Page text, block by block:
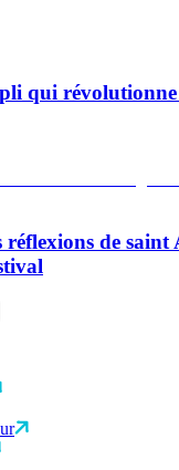
qui
réflexions de